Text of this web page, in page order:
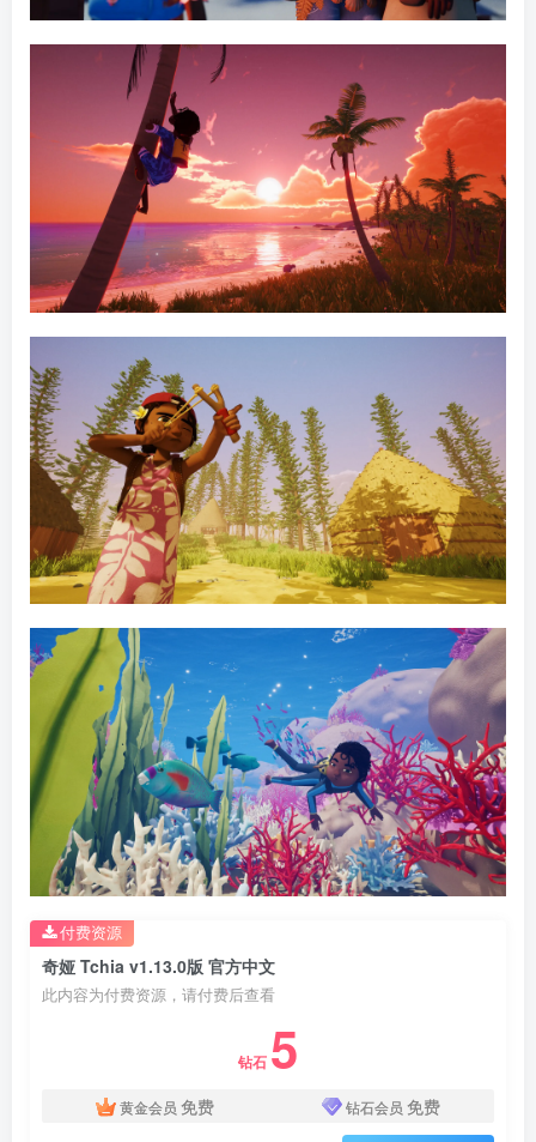
奇娅 Tchia v1.13.0版 官方中文
此内容为付费资源，请付费后查看
钻石 5
黄金会员 免费 钻石会员 免费
付费资源